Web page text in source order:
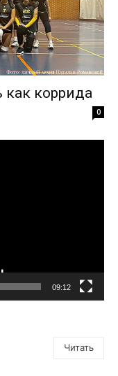
коррида
0
09:12
Читать